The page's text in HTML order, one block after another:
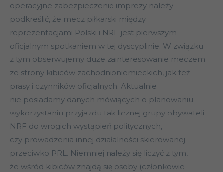
operacyjne zabezpieczenie imprezy należy
podkreślić, że mecz piłkarski między
reprezentacjami Polski i NRF jest pierwszym
oficjalnym spotkaniem w tej dyscyplinie. W związku
z tym obserwujemy duże zainteresowanie meczem
ze strony kibiców zachodnioniemieckich, jak też
prasy i czynników oficjalnych. Aktualnie
nie posiadamy danych mówiących o planowaniu
wykorzystaniu przyjazdu tak licznej grupy obywateli
NRF do wrogich wystąpień politycznych,
czy prowadzenia innej działalności skierowanej
przeciwko PRL. Niemniej należy się liczyć z tym,
że wśród kibiców znajdą się osoby (członkowie